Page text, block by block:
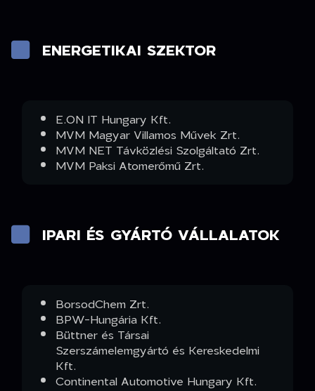
ENERGETIKAI SZEKTOR
E.ON IT Hungary Kft.
MVM Magyar Villamos Művek Zrt.
MVM NET Távközlési Szolgáltató Zrt.
MVM Paksi Atomerőmű Zrt.
IPARI ÉS GYÁRTÓ VÁLLALATOK
BorsodChem Zrt.
BPW-Hungária Kft.
Büttner és Társai
Szerszámelemgyártó és Kereskedelmi
Kft.
Continental Automotive Hungary Kft.